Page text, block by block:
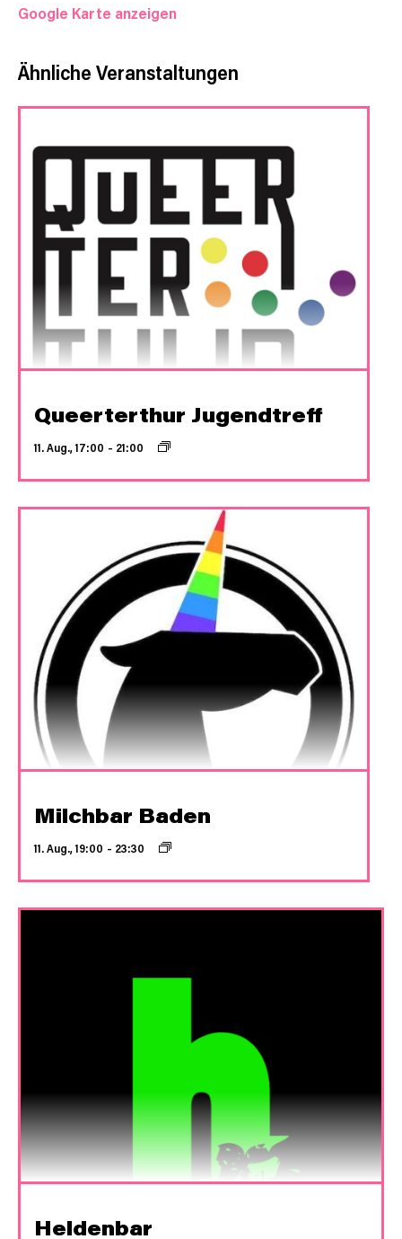
Google Karte anzeigen
Ähnliche Veranstaltungen
Queerterthur Jugendtreff
11. Aug., 17:00 – 21:00
Milchbar Baden
11. Aug., 19:00 – 23:30
Heldenbar